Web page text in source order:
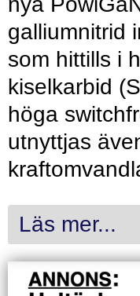
galliumnitrid
som hittills i
kiselkarbid
höga
utnyttjas
Läs mer...